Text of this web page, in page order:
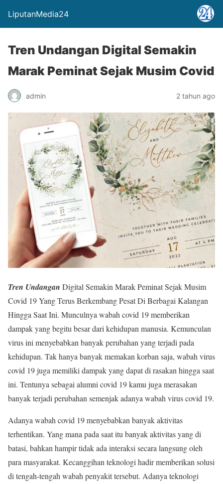
LiputanMedia24
Tren Undangan Digital Semakin
Marak Peminat Sejak Musim Covid
admin 2 tahun ago
Tren Undangan Digital Semakin Marak Peminat Sejak Musim
Covid 19 Yang Terus Berkembang Pesat Di Berbagai Kalangan
Hingga Saat Ini. Munculnya wabah covid 19 memberikan
dampak yang begitu besar dari kehidupan manusia. Kemunculan
virus ini menyebabkan banyak perubahan yang terjadi pada
kehidupan. Tak hanya banyak memakan korban saja, wabah virus
covid 19 juga memiliki dampak yang dapat di rasakan hingga saat
ini. Tentunya sebagai alumni covid 19 kamu juga merasakan
banyak terjadi perubahan semenjak adanya wabah virus covid 19.
Adanya wabah covid 19 menyebabkan banyak aktivitas
terhentikan. Yang mana pada saat itu banyak aktivitas yang di
batasi, bahkan hampir tidak ada interaksi secara langsung oleh
para masyarakat. Kecanggihan teknologi hadir memberikan solusi
di tengah-tengah wabah penyakit tersebut. Adanya teknologi